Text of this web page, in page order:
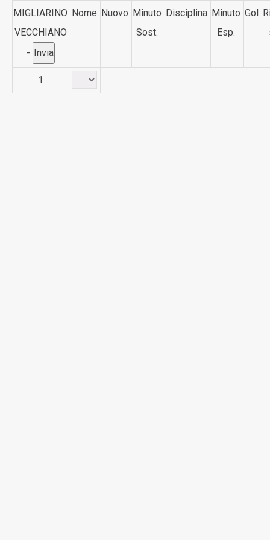
MIGLIARINO
VECCHIANO
-
Nome Nuovo Minuto
Sost.
Disciplina Minuto
Esp.
Gol
1